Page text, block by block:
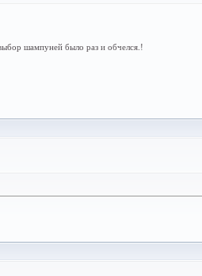
шампуней было раз и обчелся.!